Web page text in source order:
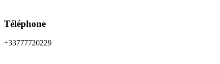
Téléphone
+33777720229